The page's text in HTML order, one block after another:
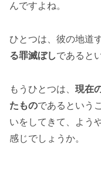
んですよね。
ひとつは、彼の地道
る罪滅ぼしであると
もうひとつは、 現在
たものであるという
いをしてきて、よう
感じでしょうか。